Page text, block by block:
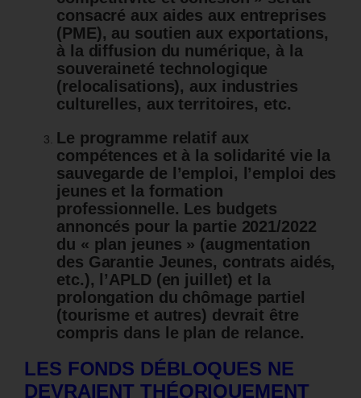
consacré aux aides aux entreprises
(PME), au soutien aux exportations,
à la diffusion du numérique, à la
souveraineté technologique
(relocalisations), aux industries
culturelles, aux territoires, etc.
Le programme relatif aux
compétences et à la solidarité vie la
sauvegarde de l’emploi, l’emploi des
jeunes et la formation
professionnelle. Les budgets
annoncés pour la partie 2021/2022
du « plan jeunes » (augmentation
des Garantie Jeunes, contrats aidés,
etc.), l’APLD (en juillet) et la
prolongation du chômage partiel
(tourisme et autres) devrait être
compris dans le plan de relance.
LES FONDS DÉBLOQUES NE
DEVRAIENT THÉORIQUEMENT